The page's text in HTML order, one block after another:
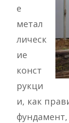
е
метал
лическ
ие
конст
рукци
и, как